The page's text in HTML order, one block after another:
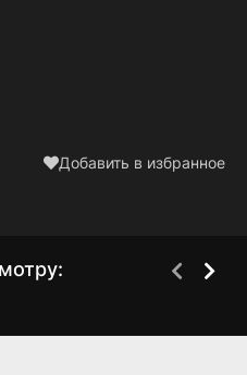
Добавить в избранное